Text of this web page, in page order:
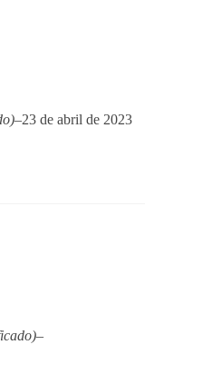
–23 de abril de 2023
–